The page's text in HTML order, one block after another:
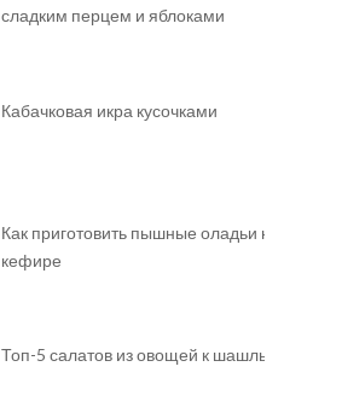
сладким перцем и яблоками
Кабачковая икра кусочками
Как приготовить пышные оладьи на
кефире
Топ-5 салатов из овощей к шашлыку